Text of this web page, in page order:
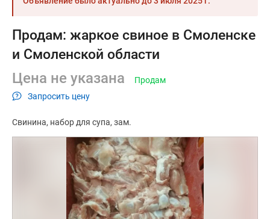
Продам: жаркое свиное в Смоленске
и Смоленской области
Цена не указана
Запросить цену
Продам
Свинина набор для супа зам.